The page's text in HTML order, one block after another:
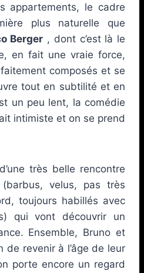
appartements, le cadre
plus naturelle que
Berger , dont c’est là le
en fait une vraie force,
composés et se
tout en subtilité et en
un peu lent, la comédie
intimiste et on se prend
très belle rencontre
velus, pas très
toujours habillés avec
qui vont découvrir un
Ensemble, Bruno et
de revenir à l’âge de leur
porte encore un regard